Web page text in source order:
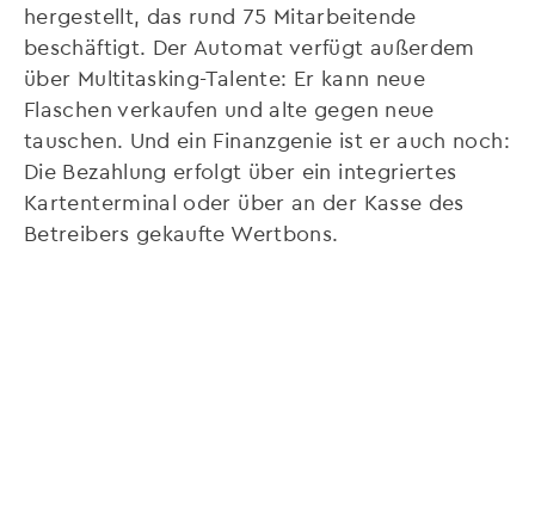
hergestellt, das rund 75 Mitarbeitende
beschäftigt. Der Automat verfügt außerdem
über Multitasking-Talente: Er kann neue
Flaschen verkaufen und alte gegen neue
tauschen. Und ein Finanzgenie ist er auch noch:
Die Bezahlung erfolgt über ein integriertes
Kartenterminal oder über an der Kasse des
Betreibers gekaufte Wertbons.